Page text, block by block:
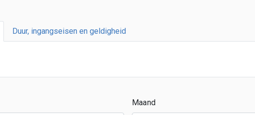
Duur, ingangseisen en geldigheid
Maand